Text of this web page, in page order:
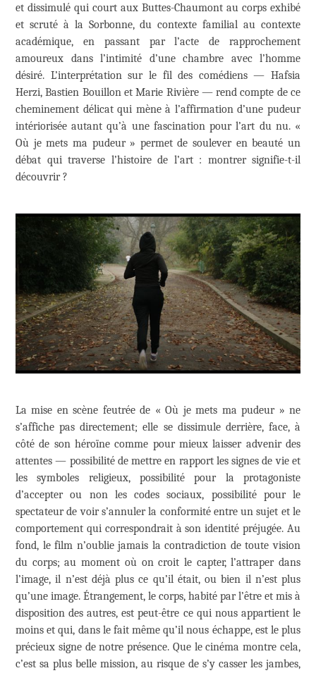
et dissimulé qui court aux Buttes-Chaumont au corps exhibé
et scruté à la Sorbonne, du contexte familial au contexte
académique, en passant par l’acte de rapprochement
amoureux dans l’intimité d’une chambre avec l’homme
désiré. L’interprétation sur le fil des comédiens — Hafsia
Herzi, Bastien Bouillon et Marie Rivière — rend compte de ce
cheminement délicat qui mène à l’affirmation d’une pudeur
intériorisée autant qu’à une fascination pour l’art du nu. «
Où je mets ma pudeur » permet de soulever en beauté un
débat qui traverse l’histoire de l’art : montrer signifie-t-il
découvrir ?
La mise en scène feutrée de « Où je mets ma pudeur » ne
s’affiche pas directement; elle se dissimule derrière, face, à
côté de son héroïne comme pour mieux laisser advenir des
attentes — possibilité de mettre en rapport les signes de vie et
les symboles religieux, possibilité pour la protagoniste
d’accepter ou non les codes sociaux, possibilité pour le
spectateur de voir s’annuler la conformité entre un sujet et le
comportement qui correspondrait à son identité préjugée. Au
fond, le film n’oublie jamais la contradiction de toute vision
du corps; au moment où on croit le capter, l’attraper dans
l’image, il n’est déjà plus ce qu’il était, ou bien il n’est plus
qu’une image. Étrangement, le corps, habité par l’être et mis à
disposition des autres, est peut-être ce qui nous appartient le
moins et qui, dans le fait même qu’il nous échappe, est le plus
précieux signe de notre présence. Que le cinéma montre cela,
c’est sa plus belle mission, au risque de s’y casser les jambes,